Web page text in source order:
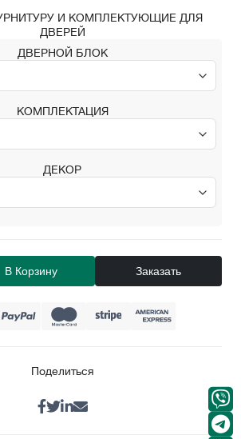
И КОМПЛЕКТУЮЩИЕ ДЛЯ
ДВЕРЕЙ
ДВЕРНОЙ БЛОК
КОМПЛЕКТАЦИЯ
ДЕКОР
В Корзину Заказать
Поделиться